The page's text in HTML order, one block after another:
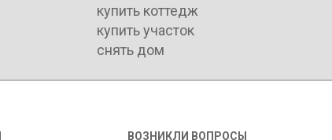
купить коттедж
купить участок
снять дом
ВОЗНИКЛИ ВОПРОСЫ